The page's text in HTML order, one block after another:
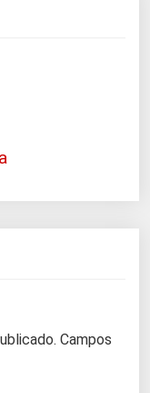
Campos